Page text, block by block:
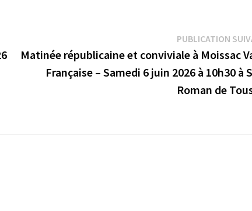
PUBLICATION
Matinée républicaine et conviviale à Moissac
Française – Samedi 6 juin 2026 à 10h30 à
Roman de